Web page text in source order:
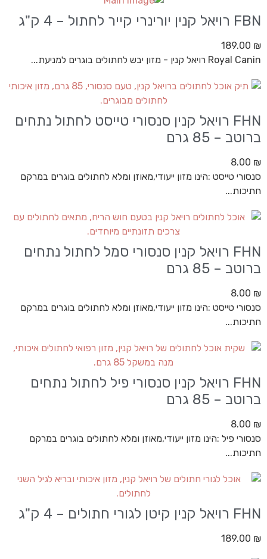
FBN רויאל קנין יורינרי קייר לחתול – 4 ק"ג
189.00 ₪
Royal Canin רויאל קנין - מזון יבש לחתולים בוגרים למניעת...
FHN רויאל קנין סנסורי טייסט לחתול נתחים
ברוטב – 85 גרם
8.00 ₪
סנסורי טייסט :הינו מזון ייעודי,מאוזן ומלא לחתולים בוגרים במרקם
חתיכות...
FHN רויאל קנין סנסורי סמל לחתול נתחים
ברוטב – 85 גרם
8.00 ₪
סנסורי טייסט :הינו מזון ייעודי,מאוזן ומלא לחתולים בוגרים במרקם
חתיכות...
FHN רויאל קנין סנסורי פיל לחתול נתחים
ברוטב – 85 גרם
8.00 ₪
סנסורי פיל :הינו מזון ייעודי,מאוזן ומלא לחתולים בוגרים במרקם
חתיכות...
FHN רויאל קנין קיטן לגורי חתולים – 4 ק"ג
189.00 ₪